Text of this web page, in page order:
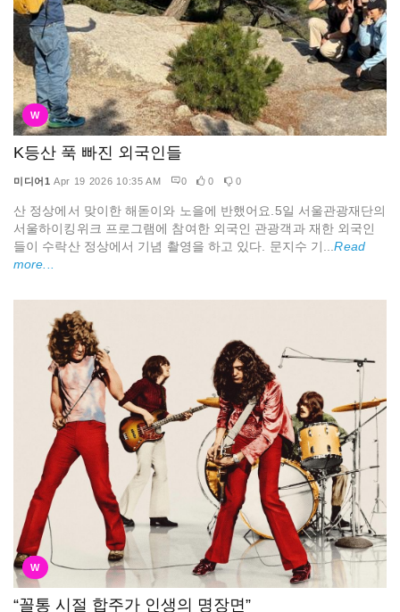
W
K등산 푹 빠진 외국인들
미디어1 Apr 19 2026 10:35 AM 0 0 0
산 정상에서 맞이한 해돋이와 노을에 반했어요.5일 서울관광재단의
서울하이킹위크 프로그램에 참여한 외국인 관광객과 재한 외국인
들이 수락산 정상에서 기념 촬영을 하고 있다. 문지수 기...Read
more...
W
“꼴통 시절 합주가 인생의 명장면”